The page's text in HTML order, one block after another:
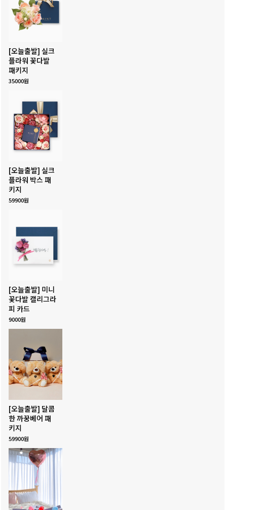
[오늘출발] 실크
플라워 꽃다발
패키지
35000원
[오늘출발] 실크
플라워 박스 패
키지
59900원
[오늘출발] 미니
꽃다발 캘리그라
피 카드
9000원
[오늘출발] 달콤
한 까꿍베어 패
키지
59900원